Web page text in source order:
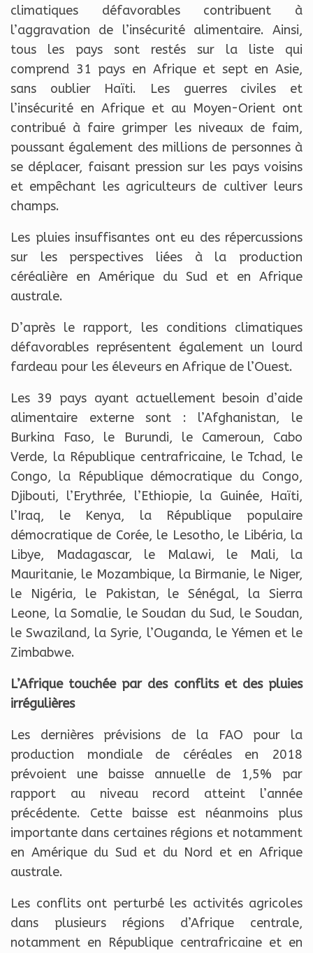
climatiques défavorables contribuent à
l’aggravation de l’insécurité alimentaire. Ainsi,
tous les pays sont restés sur la liste qui
comprend 31 pays en Afrique et sept en Asie,
sans oublier Haïti. Les guerres civiles et
l’insécurité en Afrique et au Moyen-Orient ont
contribué à faire grimper les niveaux de faim,
poussant également des millions de personnes à
se déplacer, faisant pression sur les pays voisins
et empêchant les agriculteurs de cultiver leurs
champs.
Les pluies insuffisantes ont eu des répercussions
sur les perspectives liées à la production
céréalière en Amérique du Sud et en Afrique
australe.
D’après le rapport, les conditions climatiques
défavorables représentent également un lourd
fardeau pour les éleveurs en Afrique de l’Ouest.
Les 39 pays ayant actuellement besoin d’aide
alimentaire externe sont : l’Afghanistan, le
Burkina Faso, le Burundi, le Cameroun, Cabo
Verde, la République centrafricaine, le Tchad, le
Congo, la République démocratique du Congo,
Djibouti, l’Erythrée, l’Ethiopie, la Guinée, Haïti,
l’Iraq, le Kenya, la République populaire
démocratique de Corée, le Lesotho, le Libéria, la
Libye, Madagascar, le Malawi, le Mali, la
Mauritanie, le Mozambique, la Birmanie, le Niger,
le Nigéria, le Pakistan, le Sénégal, la Sierra
Leone, la Somalie, le Soudan du Sud, le Soudan,
le Swaziland, la Syrie, l’Ouganda, le Yémen et le
Zimbabwe.
L’Afrique touchée par des conflits et des pluies
irrégulières
Les dernières prévisions de la FAO pour la
production mondiale de céréales en 2018
prévoient une baisse annuelle de 1,5% par
rapport au niveau record atteint l’année
précédente. Cette baisse est néanmoins plus
importante dans certaines régions et notamment
en Amérique du Sud et du Nord et en Afrique
australe.
Les conflits ont perturbé les activités agricoles
dans plusieurs régions d’Afrique centrale,
notamment en République centrafricaine et en